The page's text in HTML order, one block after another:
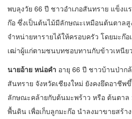
พบลุงวัย 66 ปี ชาวอำเภอสันทราย แข็งแ
ก๊อ ซึ่งเป็นต้นไม้มีลักษณะเหมือนต้นตาลสู
จำหน่ายหารายได้ให้ครอบครัว โดยมะก๊
เฒ่าผู้แก่ตามชนบทชอบทานกับข้าวเหนีย
นายอ้าย หน่อคำ อายุ 66 ปี ชาวบ้านป่าก
สันทราย จังหวัดเชียงใหม่ ยังคงยึดอาชี
ลักษณะคล้ายกับต้นมะพร้าว หรือ ต้นตาล
พื้นดิน เพื่อเก็บลูกมะก๊อ นำลงมาขายสร้า